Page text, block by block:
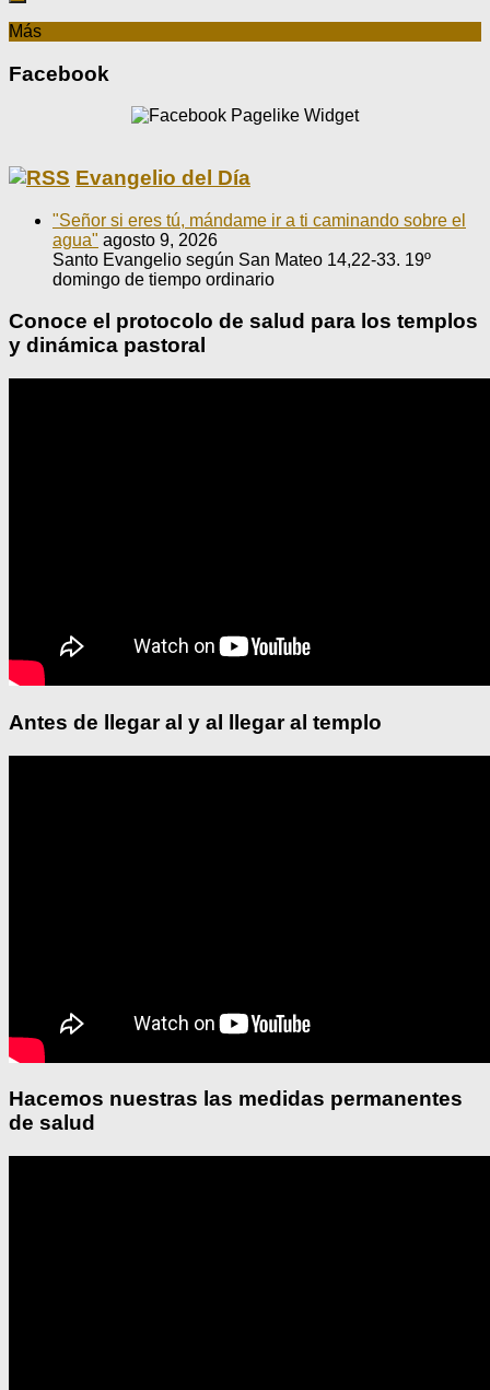
Más
Facebook
Evangelio del Día
"Señor si eres tú, mándame ir a ti caminando sobre el
agua" agosto 9, 2026
Santo Evangelio según San Mateo 14,22-33. 19º
domingo de tiempo ordinario
Conoce el protocolo de salud para los templos
y dinámica pastoral
Antes de llegar al y al llegar al templo
Hacemos nuestras las medidas permanentes
de salud